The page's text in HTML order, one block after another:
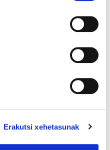
Erakutsi xehetasunak
neurririk eza
patruilaren falta...).
protokolorik
indargabetu